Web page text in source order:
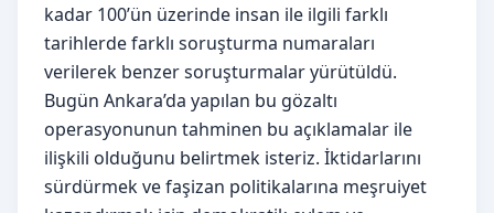
kadar 100’ün üzerinde insan ile ilgili farklı
tarihlerde farklı soruşturma numaraları
verilerek benzer soruşturmalar yürütüldü.
Bugün Ankara’da yapılan bu gözaltı
operasyonunun tahminen bu açıklamalar ile
ilişkili olduğunu belirtmek isteriz. İktidarlarını
sürdürmek ve faşizan politikalarına meşruiyet